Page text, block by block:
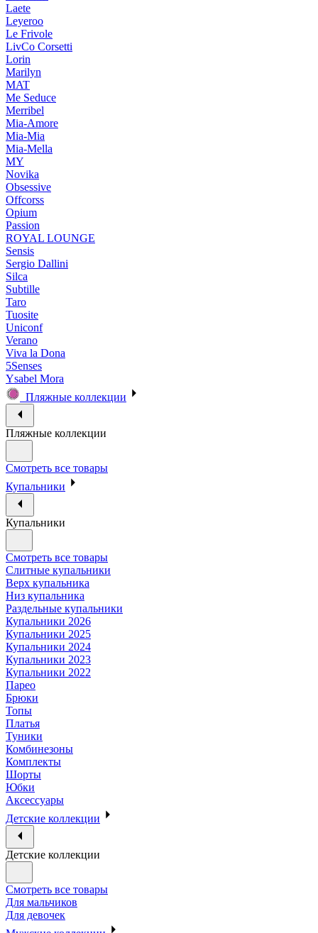
Laete
Leyeroo
Le Frivole
LivCo Corsetti
Lorin
Marilyn
MAT
Me Seduce
Merribel
Mia-Amore
Mia-Mia
Mia-Mella
MY
Novika
Obsessive
Offcorss
Opium
Passion
ROYAL LOUNGE
Sensis
Sergio Dallini
Silca
Subtille
Taro
Tuosite
Uniconf
Verano
Viva la Dona
5Senses
Ysabel Mora
Пляжные коллекции
Пляжные коллекции
Смотреть все товары
Купальники
Купальники
Смотреть все товары
Слитные купальники
Верх купальника
Низ купальника
Раздельные купальники
Купальники 2026
Купальники 2025
Купальники 2024
Купальники 2023
Купальники 2022
Парео
Брюки
Топы
Платья
Туники
Комбинезоны
Комплекты
Шорты
Юбки
Аксессуары
Детские коллекции
Детские коллекции
Смотреть все товары
Для мальчиков
Для девочек